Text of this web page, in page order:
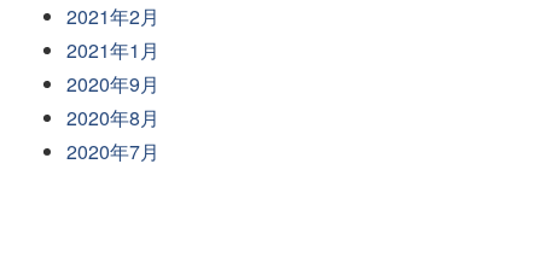
2021年2月
2021年1月
2020年9月
2020年8月
2020年7月